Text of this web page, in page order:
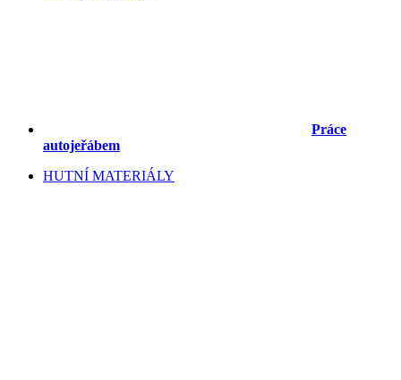
Práce
autojeřábem
HUTNÍ MATERIÁLY